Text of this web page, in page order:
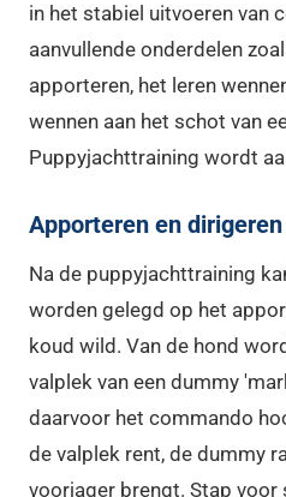
in het stabiel uitvoeren van
aanvullende onderdelen
apporteren, het leren
wennen aan het schot van
Puppyjachttraining wordt
Apporteren en dirigeren
Na de puppyjachttraining
worden gelegd op het
koud wild. Van de hond
valplek van een dummy
daarvoor het commando
de valplek rent, de dummy
voorjager brengt. Stap